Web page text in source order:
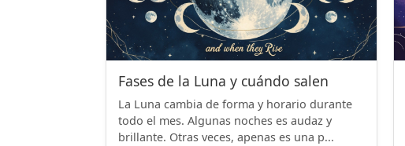
Fases de la Luna y cuándo salen
La Luna cambia de forma y horario durante
todo el mes. Algunas noches es audaz y
brillante. Otras veces, apenas es una p...